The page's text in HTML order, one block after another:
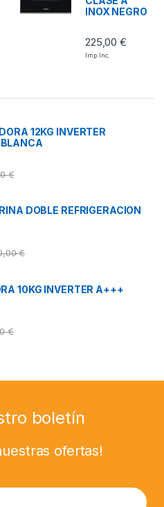
INOX NEGRO
225,00€
Imp. Inc.
12KG INVERTER
€
DOBLE REFRIGERACION
€
10KG INVERTER A+++
€
boletín
ofertas!